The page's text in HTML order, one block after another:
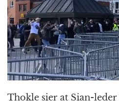
Thokle sier at Sian-